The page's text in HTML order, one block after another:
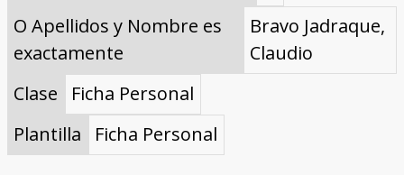
O Apellidos y Nombre es
exactamente
Bravo Jadraque,
Claudio
Clase
Ficha Personal
Plantilla
Ficha Personal